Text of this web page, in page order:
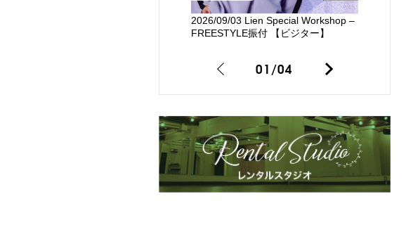
2026/09/03 Lien Special Workshop –
FREESTYLE振付 【ビジター】
01/04